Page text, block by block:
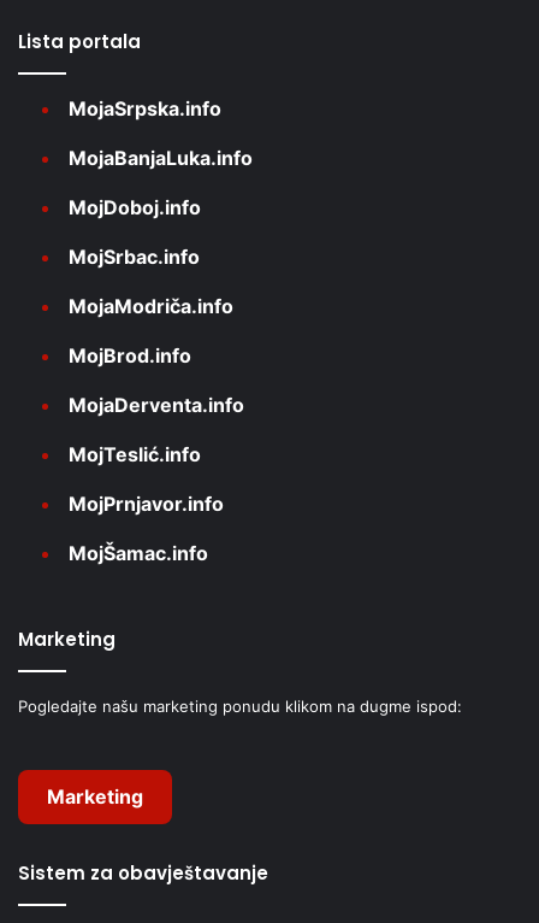
Lista portala
MojaSrpska.info
MojaBanjaLuka.info
MojDoboj.info
MojSrbac.info
MojaModriča.info
MojBrod.info
MojaDerventa.info
MojTeslić.info
MojPrnjavor.info
MojŠamac.info
Marketing
Pogledajte našu marketing ponudu klikom na dugme ispod:
Marketing
Sistem za obavještavanje